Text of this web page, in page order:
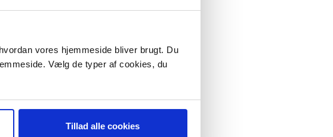
vores hjemmeside bliver brugt. Du
Vælg de typer af cookies, du
Tillad alle cookies
HP Photosmart C4670
HP ENVY 410A
Sort: 200 sider.
Color: 165 sider